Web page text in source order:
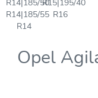
R14|185/50
R14|185/55
R14
R15|195/40
R16
Opel